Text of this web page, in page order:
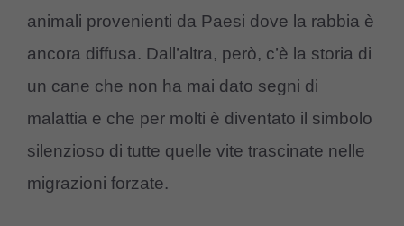
animali provenienti da Paesi dove la rabbia è
ancora diffusa. Dall’altra, però, c’è la storia di
un cane che non ha mai dato segni di
malattia e che per molti è diventato il simbolo
silenzioso di tutte quelle vite trascinate nelle
migrazioni forzate.